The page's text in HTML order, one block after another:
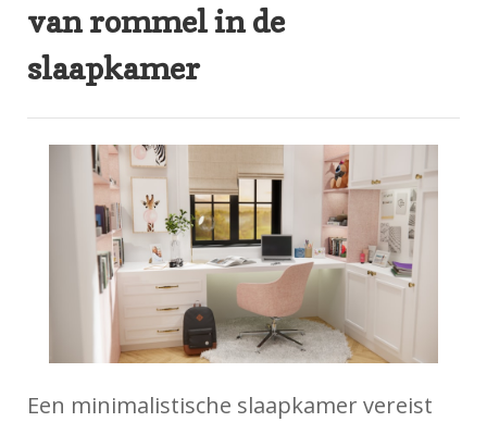
van rommel in de
slaapkamer
Een minimalistische slaapkamer vereist